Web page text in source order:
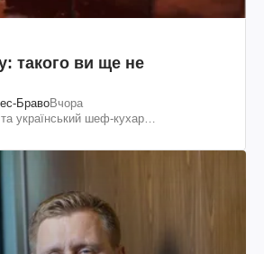
такого ви ще не
БравоВчора
український шеф-кухар